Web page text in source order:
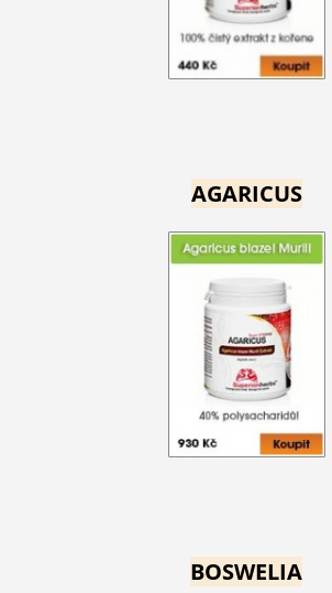
AGARICUS
BOSWELIA